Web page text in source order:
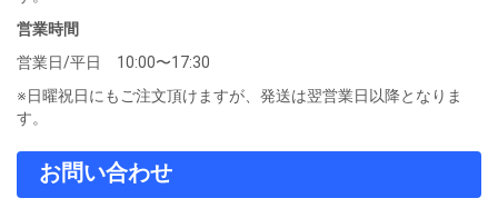
営業時間
営業日/平日 10:00〜17:30
※日曜祝日にもご注文頂けますが、発送は翌営業日以降となりま
す。
お問い合わせ